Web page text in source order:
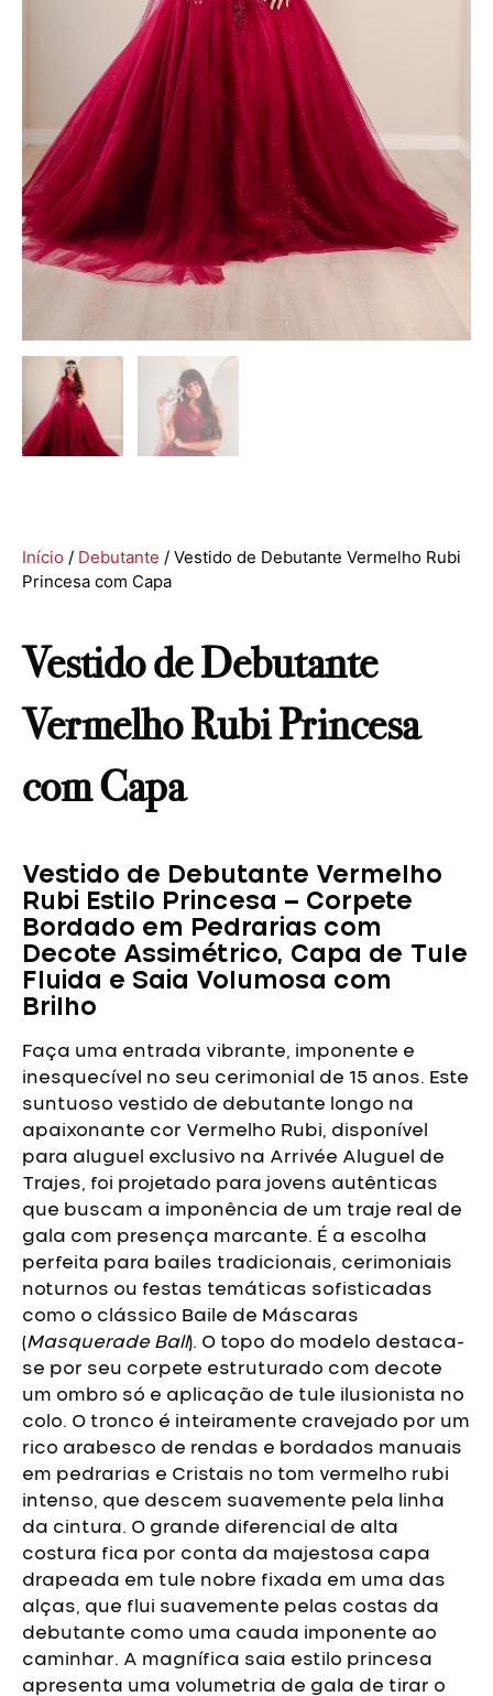
Início / Debutante / Vestido de Debutante Vermelho Rubi
Princesa com Capa
Vestido de Debutante
Vermelho Rubi Princesa
com Capa
Vestido de Debutante Vermelho
Rubi Estilo Princesa – Corpete
Bordado em Pedrarias com
Decote Assimétrico, Capa de Tule
Fluida e Saia Volumosa com
Brilho
Faça uma entrada vibrante, imponente e
inesquecível no seu cerimonial de 15 anos. Este
suntuoso vestido de debutante longo na
apaixonante cor Vermelho Rubi, disponível
para aluguel exclusivo na Arrivée Aluguel de
Trajes, foi projetado para jovens autênticas
que buscam a imponência de um traje real de
gala com presença marcante. É a escolha
perfeita para bailes tradicionais, cerimoniais
noturnos ou festas temáticas sofisticadas
como o clássico Baile de Máscaras
(Masquerade Ball). O topo do modelo destaca-
se por seu corpete estruturado com decote
um ombro só e aplicação de tule ilusionista no
colo. O tronco é inteiramente cravejado por um
rico arabesco de rendas e bordados manuais
em pedrarias e Cristais no tom vermelho rubi
intenso, que descem suavemente pela linha
da cintura. O grande diferencial de alta
costura fica por conta da majestosa capa
drapeada em tule nobre fixada em uma das
alças, que flui suavemente pelas costas da
debutante como uma cauda imponente ao
caminhar. A magnífica saia estilo princesa
apresenta uma volumetria de gala de tirar o